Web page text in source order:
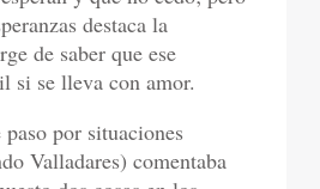
destaca la
de saber que ese
si se lleva con amor.
por situaciones
Valladares) comentaba